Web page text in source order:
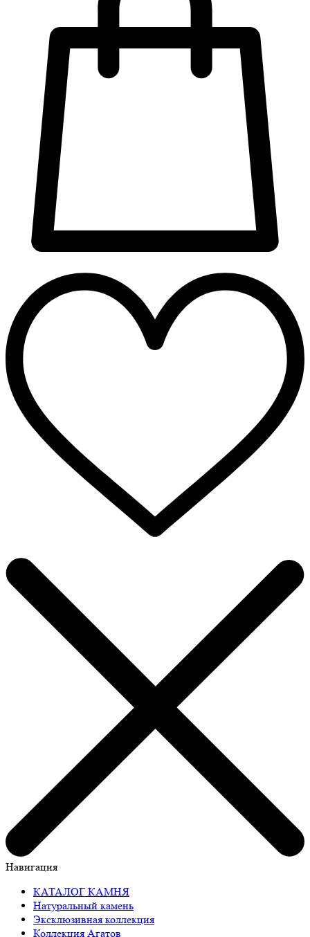
Навигация
КАТАЛОГ КАМНЯ
Натуральный камень
Эксклюзивная коллекция
Коллекция Агатов